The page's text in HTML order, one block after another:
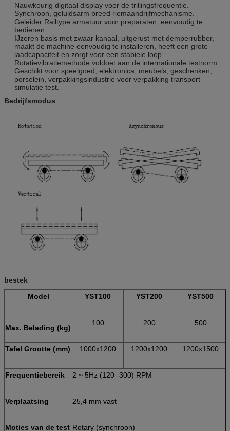
Nauwkeurig digitaal display voor de trillingsfrequentie.
Synchroon, geluidsarm breed riemaandrijfmechanisme.
Geleider Railtype armatuur voor preparaten, eenvoudig te
bedienen.
IJzeren basis met zwaar kanaal, uitgerust met demperrubber,
maakt de machine eenvoudig te installeren, heeft een grote
laadcapaciteit en zorgt voor een stabiele loop.
Rotatievibratiemethode voldoet aan de internationale testnorm.
Geschikt voor speelgoed, elektronica, meubels, geschenken,
porselein, verpakkingsindustrie voor verpakking transport
simulatie test.
Bedrijfsmodus
bestek
Model
YST100 YST200 YST500
Max. Belading (kg)
100 200 500
Tafel Grootte (mm) 1000x1200 1200x1200 1200x1500
Frequentiebereik 2 ~ 5Hz (120 -300) RPM
Verplaatsing 25,4 mm vast
Moties van de test Rotary (synchroon)